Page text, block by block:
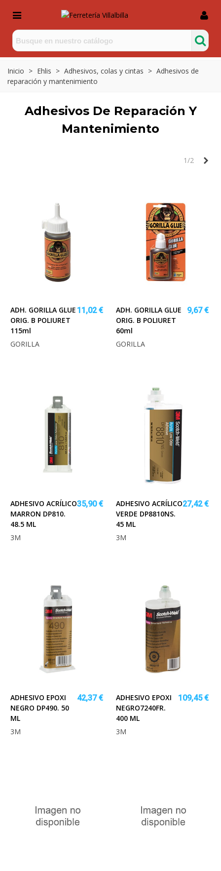
Inicio > Ehlis > Adhesivos, colas y cintas > Adhesivos de
reparación y mantenimiento
Adhesivos De Reparación Y
Mantenimiento
1/2
ADH. GORILLA GLUE
ORIG. B POLIURET
115ml
11,02 €
GORILLA
ADH. GORILLA GLUE
ORIG. B POLIURET
60ml
9,67 €
GORILLA
ADHESIVO ACRÍLICO
MARRON DP810.
48.5 ML
35,90 €
3M
ADHESIVO ACRÍLICO
VERDE DP8810NS.
45 ML
27,42 €
3M
ADHESIVO EPOXI
NEGRO DP490. 50
ML
42,37 €
3M
ADHESIVO EPOXI
NEGRO7240FR.
400 ML
109,45 €
3M